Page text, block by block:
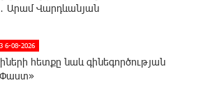
Արամ Վարդևանյան
6-08-2026
հետքը նաև գինեգործության